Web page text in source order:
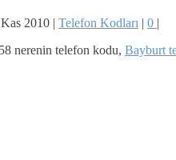
2010 | Telefon Kodları | 0 |
nerenin telefon kodu, Bayburt